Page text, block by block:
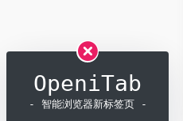
OpeniTab
- 智能浏览器新标签页 -